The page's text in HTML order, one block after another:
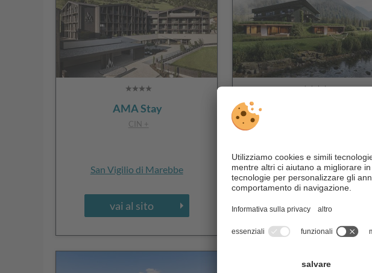
AMA Stay
CIN +
San Vigilio di Marebbe
vai al sito
Nancy's Holiday Homes
Rasun/ Rasun di Sotto
vai al sito